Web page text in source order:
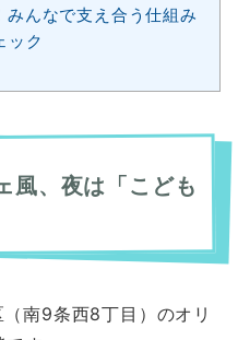
んなで支え合う仕組み
ック
風、夜は「こども
南9条西8丁目）のオリ